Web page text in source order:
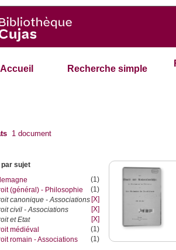
Accueil Recherche simple
1 document
sujet
(1)
(général) - Philosophie
(1)
canonique - Associations [X]
civil - Associations
[X]
et Etat
[X]
médiéval
(1)
romain - Associations
(1)